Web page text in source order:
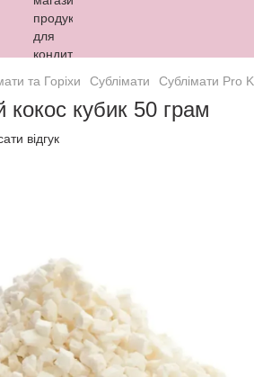
та Горіхи Сублімати Сублімати Pro
кокос кубик 50 грам
відгук